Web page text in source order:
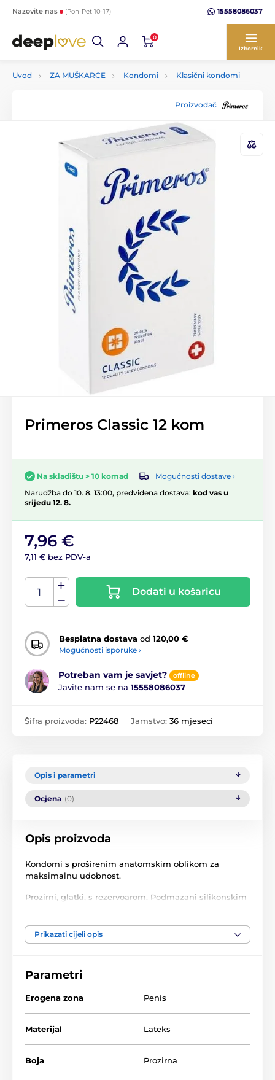
Nazovite nas (Pon-Pet 10-17) 15558086037
0
Izbornik
Uvod ZA MUŠKARCE Kondomi Klasični kondomi
Proizvođač
Primeros Classic 12 kom
Na skladištu > 10 komad
Mogućnosti dostave ›
Narudžba do 10. 8. 13:00, predviđena dostava: kod vas u
srijedu 12. 8.
7,96 €
7,11 € bez PDV-a
Dodati u košaricu
Besplatna dostava od 120,00 €
Mogućnosti isporuke ›
Potreban vam je savjet? offline
Javite nam se na 15558086037
Šifra proizvoda: P22468 Jamstvo: 36 mjeseci
Opis i parametri
Ocjena (0)
Opis proizvoda
Kondomi s proširenim anatomskim oblikom za
maksimalnu udobnost.
Prozirni, glatki, s rezervoarom. Podmazani silikonskim
Ugodna svježa aroma.
100% elektronički testirano.
Prikazati cijeli opis
Parametri
Erogena zona Penis
Materijal Lateks
Boja Prozirna